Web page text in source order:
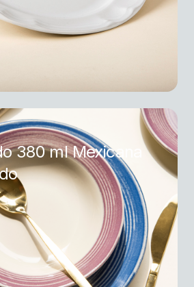
380 ml Mexicana